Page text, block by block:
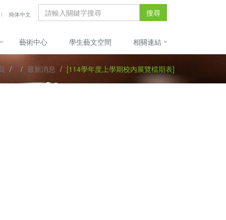
簡体中文 搜尋
藝術中心 學生藝文空間 相關連結
最新消息 [114學年度上學期校內展覽檔期表]